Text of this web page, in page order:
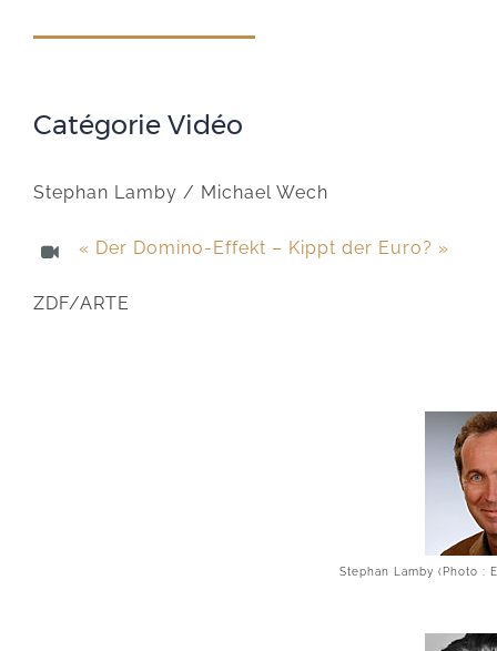
Catégorie Vidéo
Stephan Lamby / Michael Wech
« Der Domino-Effekt – Kippt der Euro? »
ZDF/ARTE
Stephan Lamby (Photo :